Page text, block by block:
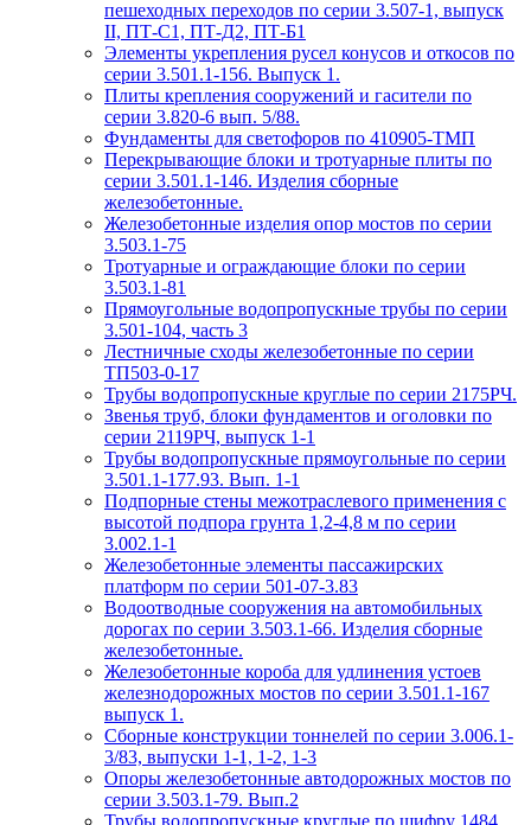
пешеходных переходов по серии 3.507-1, выпуск
II, ПТ-С1, ПТ-Д2, ПТ-Б1
Элементы укрепления русел конусов и откосов по
серии 3.501.1-156. Выпуск 1.
Плиты крепления сооружений и гасители по
серии 3.820-6 вып. 5/88.
Фундаменты для светофоров по 410905-ТМП
Перекрывающие блоки и тротуарные плиты по
серии 3.501.1-146. Изделия сборные
железобетонные.
Железобетонные изделия опор мостов по серии
3.503.1-75
Тротуарные и ограждающие блоки по серии
3.503.1-81
Прямоугольные водопропускные трубы по серии
3.501-104, часть 3
Лестничные сходы железобетонные по серии
ТП503-0-17
Трубы водопропускные круглые по серии 2175РЧ.
Звенья труб, блоки фундаментов и оголовки по
серии 2119РЧ, выпуск 1-1
Трубы водопропускные прямоугольные по серии
3.501.1-177.93. Вып. 1-1
Подпорные стены межотраслевого применения с
высотой подпора грунта 1,2-4,8 м по серии
3.002.1-1
Железобетонные элементы пассажирских
платформ по серии 501-07-3.83
Водоотводные сооружения на автомобильных
дорогах по серии 3.503.1-66. Изделия сборные
железобетонные.
Железобетонные короба для удлинения устоев
железнодорожных мостов по серии 3.501.1-167
выпуск 1.
Сборные конструкции тоннелей по серии 3.006.1-
3/83, выпуски 1-1, 1-2, 1-3
Опоры железобетонные автодорожных мостов по
серии 3.503.1-79. Вып.2
Трубы водопропускные круглые по шифру 1484.